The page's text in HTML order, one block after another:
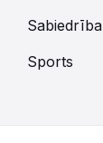
Sabiedrība
Sports